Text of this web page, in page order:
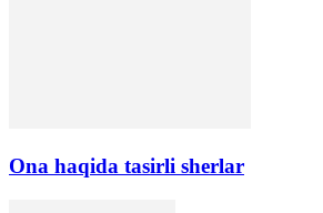
Ona haqida tasirli sherlar